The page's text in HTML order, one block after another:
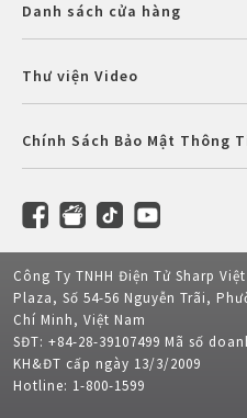
Danh sách cửa hàng
Thư viện Video
Chính Sách Bảo Mật Thông
Công Ty TNHH Điện Tử Sharp
Plaza, Số 54-56 Nguyễn Trãi,
Chí Minh, Việt Nam
SĐT: +84-28-39107499 Mã số
KH&ĐT cấp ngày 13/3/2009
Hotline: 1-800-1599